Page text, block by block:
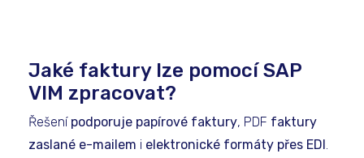
Jaké faktury lze pomocí SAP
VIM zpracovat?
Řešení podporuje papírové faktury, PDF faktury
zaslané e-mailem i elektronické formáty přes EDI